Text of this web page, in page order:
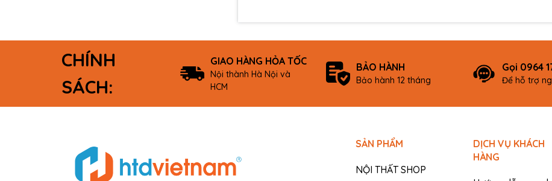
CHÍNH
SÁCH:
GIAO HÀNG HỎA TỐC
Nội thành Hà Nội và
HCM
BẢO HÀNH
Bảo hành 12 tháng
Gọi 0964
Để hỗ trợ
SẢN PHẨM
NỘI THẤT SHOP
DỊCH VỤ KHÁCH
HÀNG